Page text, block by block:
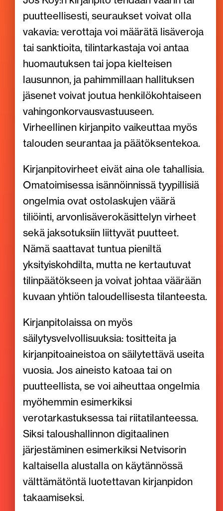
puutteellisesti, seuraukset voivat olla
vakavia: verottaja voi määrätä lisäveroja
tai sanktioita, tilintarkastaja voi antaa
huomautuksen tai jopa kielteisen
lausunnon, ja pahimmillaan hallituksen
jäsenet voivat joutua henkilökohtaiseen
vahingonkorvausvastuuseen.
Virheellinen kirjanpito vaikeuttaa myös
talouden seurantaa ja päätöksentekoa.
Kirjanpitovirheet eivät aina ole tahallisia.
Omatoimisessa isännöinnissä tyypillisiä
ongelmia ovat ostolaskujen väärä
tiliöinti, arvonlisäverokäsittelyn virheet
sekä jaksotuksiin liittyvät puutteet.
Nämä saattavat tuntua pieniltä
yksityiskohdilta, mutta ne kertautuvat
tilinpäätökseen ja voivat johtaa väärään
kuvaan yhtiön taloudellisesta tilanteesta.
Kirjanpitolaissa on myös
säilytysvelvollisuuksia: tositteita ja
kirjanpitoaineistoa on säilytettävä useita
vuosia. Jos aineisto katoaa tai on
puutteellista, se voi aiheuttaa ongelmia
myöhemmin esimerkiksi
verotarkastuksessa tai riitatilanteessa.
Siksi taloushallinnon digitaalinen
järjestäminen esimerkiksi Netvisorin
kaltaisella alustalla on käytännössä
välttämätöntä luotettavan kirjanpidon
takaamiseksi.